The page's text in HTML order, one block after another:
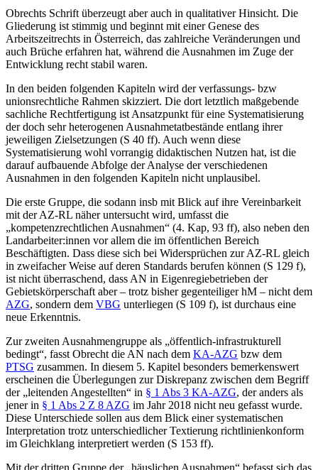
Obrechts Schrift überzeugt aber auch in qualitativer Hinsicht. Die
Gliederung ist stimmig und beginnt mit einer Genese des
Arbeitszeitrechts in Österreich, das zahlreiche Veränderungen und
auch Brüche erfahren hat, während die Ausnahmen im Zuge der
Entwicklung recht stabil waren.
In den beiden folgenden Kapiteln wird der verfassungs- bzw
unionsrechtliche Rahmen skizziert. Die dort letztlich maßgebende
sachliche Rechtfertigung ist Ansatzpunkt für eine Systematisierung
der doch sehr heterogenen Ausnahmetatbestände entlang ihrer
jeweiligen Zielsetzungen (S 40 ff). Auch wenn diese
Systematisierung wohl vorrangig didaktischen Nutzen hat, ist die
darauf aufbauende Abfolge der Analyse der verschiedenen
Ausnahmen in den folgenden Kapiteln nicht unplausibel.
Die erste Gruppe, die sodann insb mit Blick auf ihre Vereinbarkeit
mit der AZ-RL näher untersucht wird, umfasst die
„kompetenzrechtlichen Ausnahmen“ (4. Kap, 93 ff), also neben den
Landarbeiter:innen vor allem die im öffentlichen Bereich
Beschäftigten. Dass diese sich bei Widersprüchen zur AZ-RL gleich
in zweifacher Weise auf deren Standards berufen können (S 129 f),
ist nicht überraschend, dass AN in Eigenregiebetrieben der
Gebietskörperschaft aber – trotz bisher gegenteiliger hM – nicht dem
AZG, sondern dem VBG unterliegen (S 109 f), ist durchaus eine
neue Erkenntnis.
Zur zweiten Ausnahmengruppe als „öffentlich-infrastrukturell
bedingt“, fasst Obrecht die AN nach dem KA-AZG bzw dem
PTSG zusammen. In diesem 5. Kapitel besonders bemerkenswert
erscheinen die Überlegungen zur Diskrepanz zwischen dem Begriff
der „leitenden Angestellten“ in § 1 Abs 3 KA-AZG, der anders als
jener in § 1 Abs 2 Z 8 AZG im Jahr 2018 nicht neu gefasst wurde.
Diese Unterschiede sollen aus dem Blick einer systematischen
Interpretation trotz unterschiedlicher Textierung richtlinienkonform
im Gleichklang interpretiert werden (S 153 ff).
Mit der dritten Gruppe der „häuslichen Ausnahmen“ befasst sich das